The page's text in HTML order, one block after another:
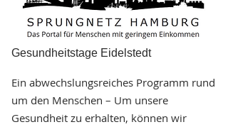
Gesundheitstage Eidelstedt
Ein abwechslungsreiches Programm rund
um den Menschen – Um unsere
Gesundheit zu erhalten, können wir